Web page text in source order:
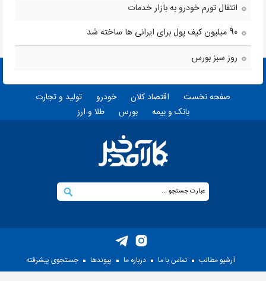
انتقال تورم خودرو به بازار خدمات
90 میلیون کیف پول برای ایرانی ها ساخته شد
روز سبز بورس
صفحه نخست اقتصاد کلان خودرو
تولید و تجارت
بانک و بیمه
بورس طلا و ارز
آرشیو مطالب تماس با ما درباره ما پيوندها جستجوی پيشرفته